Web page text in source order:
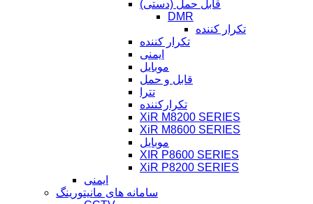
قابل حمل (دستی)
DMR
تکرار کننده
تکرار کننده
ایمنی
موبایل
قابل و حمل
تترا
تکرارکننده
XiR M8200 SERIES
XiR M8600 SERIES
موبایل
XIR P8600 SERIES
XiR P8200 SERIES
ایمنی
سامانه های مانیتورینگ